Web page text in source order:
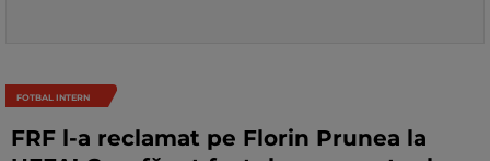
FOTBAL INTERN
FRF l-a reclamat pe Florin Prunea la